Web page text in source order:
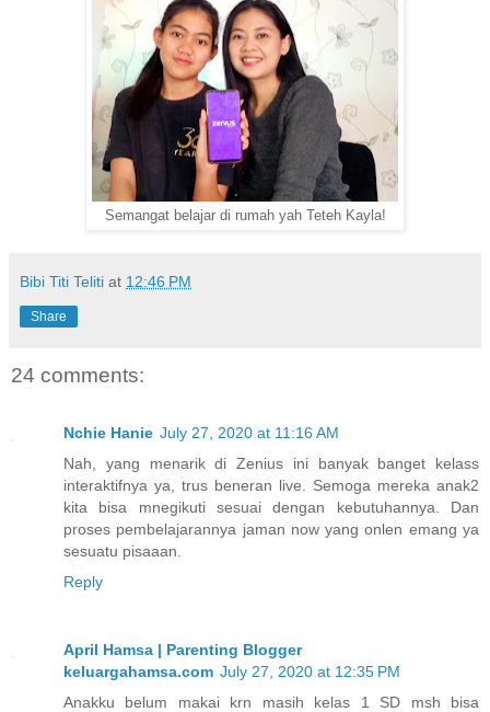
Semangat belajar di rumah yah Teteh Kayla!
Bibi Titi Teliti at 12:46 PM
Share
24 comments:
Nchie Hanie July 27, 2020 at 11:16 AM
Nah, yang menarik di Zenius ini banyak banget kelass
interaktifnya ya, trus beneran live. Semoga mereka anak2
kita bisa mnegikuti sesuai dengan kebutuhannya. Dan
proses pembelajarannya jaman now yang onlen emang ya
sesuatu pisaaan.
Reply
April Hamsa | Parenting Blogger
keluargahamsa.com July 27, 2020 at 12:35 PM
Anakku belum makai krn masih kelas 1 SD msh bisa